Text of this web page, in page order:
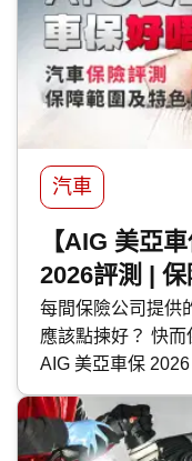
汽車
【AIG 美亞
2026評測 |
每間保險公司提供
應該點揀好？ 快
AIG 美亞車保
亞 汽車保險 優缺
案。